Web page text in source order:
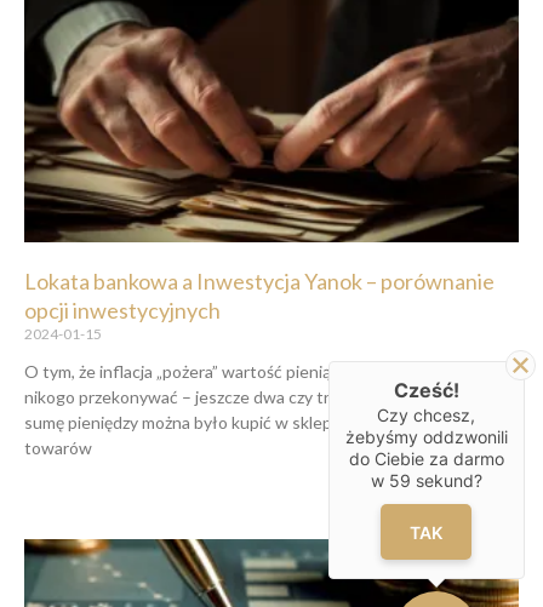
Lokata bankowa a Inwestycja Yanok – porównanie
opcji inwestycyjnych
2024-01-15
O tym, że inflacja „pożera” wartość pieniądza nie trzeba chyba
nikogo przekonywać – jeszcze dwa czy trzy lata temu za tę samą
sumę pieniędzy można było kupić w sklepie znacznie więcej
towarów
Cześć!
Czy chcesz,
żebyśmy oddzwonili
do Ciebie za darmo
w 59 sekund?
TAK